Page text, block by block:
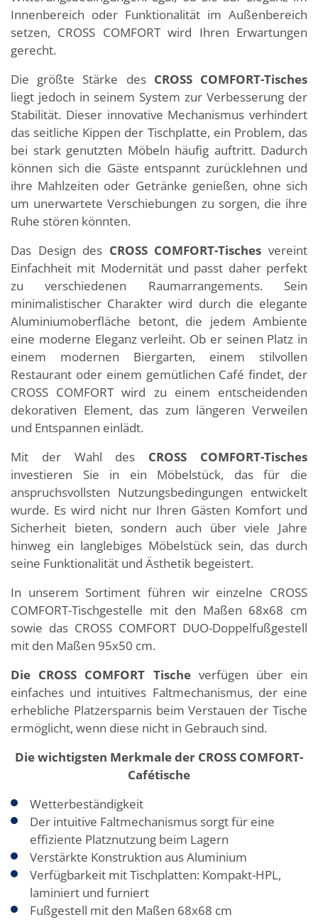
Innenbereich oder Funktionalität im Außenbereich
setzen, CROSS COMFORT wird Ihren Erwartungen
gerecht.
Die größte Stärke des CROSS COMFORT-Tisches
liegt jedoch in seinem System zur Verbesserung der
Stabilität. Dieser innovative Mechanismus verhindert
das seitliche Kippen der Tischplatte, ein Problem, das
bei stark genutzten Möbeln häufig auftritt. Dadurch
können sich die Gäste entspannt zurücklehnen und
ihre Mahlzeiten oder Getränke genießen, ohne sich
um unerwartete Verschiebungen zu sorgen, die ihre
Ruhe stören könnten.
Das Design des CROSS COMFORT-Tisches vereint
Einfachheit mit Modernität und passt daher perfekt
zu verschiedenen Raumarrangements. Sein
minimalistischer Charakter wird durch die elegante
Aluminiumoberfläche betont, die jedem Ambiente
eine moderne Eleganz verleiht. Ob er seinen Platz in
einem modernen Biergarten, einem stilvollen
Restaurant oder einem gemütlichen Café findet, der
CROSS COMFORT wird zu einem entscheidenden
dekorativen Element, das zum längeren Verweilen
und Entspannen einlädt.
Mit der Wahl des CROSS COMFORT-Tisches
investieren Sie in ein Möbelstück, das für die
anspruchsvollsten Nutzungsbedingungen entwickelt
wurde. Es wird nicht nur Ihren Gästen Komfort und
Sicherheit bieten, sondern auch über viele Jahre
hinweg ein langlebiges Möbelstück sein, das durch
seine Funktionalität und Ästhetik begeistert.
In unserem Sortiment führen wir einzelne CROSS
COMFORT-Tischgestelle mit den Maßen 68x68 cm
sowie das CROSS COMFORT DUO-Doppelfußgestell
mit den Maßen 95x50 cm.
Die CROSS COMFORT Tischeverfügen über ein
einfaches und intuitives Faltmechanismus, der eine
erhebliche Platzersparnis beim Verstauen der Tische
ermöglicht, wenn diese nicht in Gebrauch sind.
Die wichtigsten Merkmale der CROSS COMFORT-
Cafétische
Wetterbeständigkeit
Der intuitive Faltmechanismus sorgt für eine
effiziente Platznutzung beim Lagern
Verstärkte Konstruktion aus Aluminium
Verfügbarkeit mit Tischplatten: Kompakt-HPL,
laminiert und furniert
Fußgestell mit den Maßen 68x68 cm